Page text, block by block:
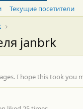
Текущие посетители
janbrk
I hope this took you